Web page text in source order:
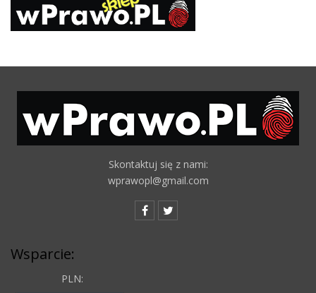
Skontaktuj się z nami:
wprawopl@gmail.com
Wsparcie:
PLN: